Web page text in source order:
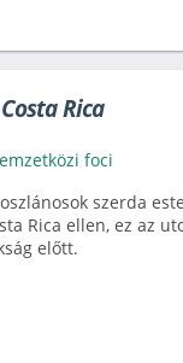
Rica
foci
szerda
Rica ellen, ez az
előtt.